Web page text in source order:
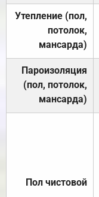
Утепление (пол,
потолок,
мансарда)
Пароизоляция
(пол, потолок,
мансарда)
Пол чистовой